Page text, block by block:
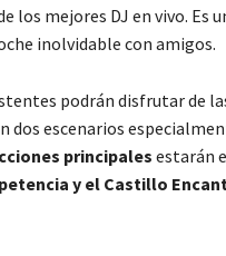
los mejores DJ en vivo. Es
inolvidable con amigos.
podrán disfrutar de
dos escenarios
principalesestarán
y el Castillo